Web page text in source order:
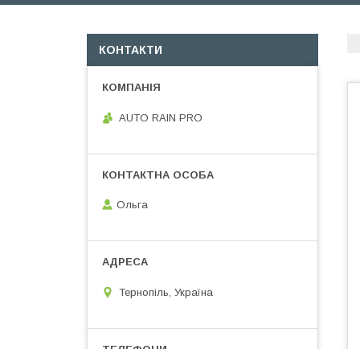
КОНТАКТИ
AUTO RAIN PRO
Ольга
Тернопіль, Україна